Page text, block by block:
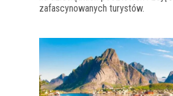
zafascynowanych turystów.